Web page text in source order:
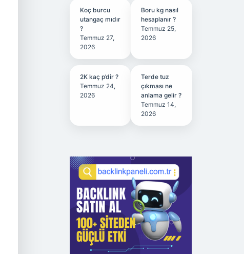
Koç burcu
utangaç mıdır
?
Temmuz 27,
2026
Boru kg nasıl
hesaplanır ?
Temmuz 25,
2026
2K kaç p’dir ?
Temmuz 24,
2026
Terde tuz
çıkması ne
anlama gelir ?
Temmuz 14,
2026